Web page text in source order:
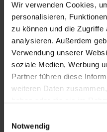
Wir verwenden Cookies,
personalisieren,
zu können und die
analysieren. Außerdem
Verwendung unserer
soziale Medien, Werbung
Partner führen diese
weiteren Daten
Notwendig
Museum und am Ende
Überraschung. Für Kinder
27.08.2026
Fotoausstellung -